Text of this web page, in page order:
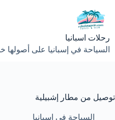
إلى
المحتوى
رحلات اسبانيا
السياحة في إسبانيا على
توصيل من مطار إشبيلية
السياحة في اسبانيا